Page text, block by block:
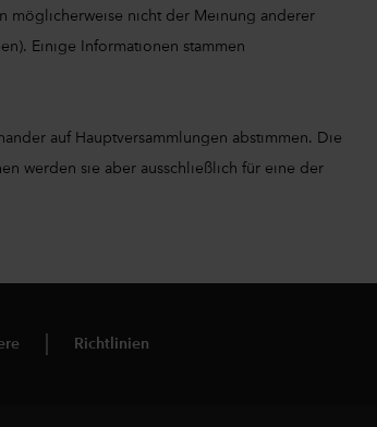
möglicherweise nicht der Meinung anderer
Einige Informationen stammen
auf Hauptversammlungen abstimmen. Die
werden sie aber ausschließlich für eine der
Richtlinien